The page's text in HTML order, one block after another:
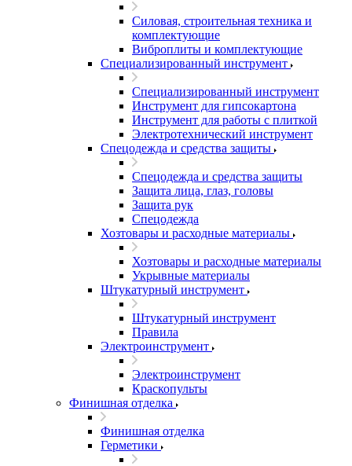
Силовая, строительная техника и
комплектующие
Виброплиты и комплектующие
Специализированный инструмент
Специализированный инструмент
Инструмент для гипсокартона
Инструмент для работы с плиткой
Электротехнический инструмент
Спецодежда и средства защиты
Спецодежда и средства защиты
Защита лица, глаз, головы
Защита рук
Спецодежда
Хозтовары и расходные материалы
Хозтовары и расходные материалы
Укрывные материалы
Штукатурный инструмент
Штукатурный инструмент
Правила
Электроинструмент
Электроинструмент
Краскопульты
Финишная отделка
Финишная отделка
Герметики